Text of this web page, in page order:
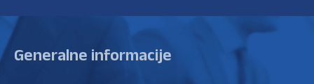
Generalne informacije